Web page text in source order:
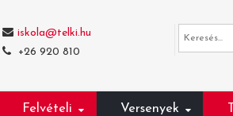
iskola@telki.hu
+26 920 810
Felvételi Versenyek